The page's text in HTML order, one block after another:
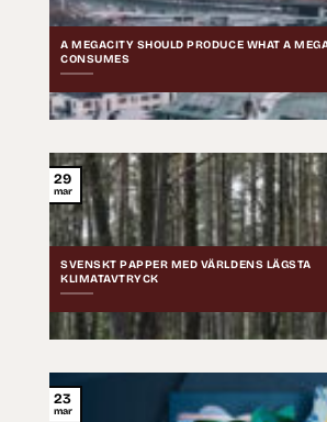
A MEGACITY SHOULD PRODUCE WHAT A
CONSUMES
SVENSKT PAPPER MED VÄRLDENS LÄGSTA
KLIMATAVTRYCK
29
mar
23
mar